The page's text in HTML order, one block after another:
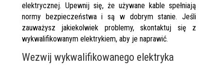
elektrycznej. Upewnij się, że używane kable spełniają
normy bezpieczeństwa i są w dobrym stanie. Jeśli
zauważysz jakiekolwiek problemy, skontaktuj się z
wykwalifikowanym elektrykiem, aby je naprawić.
Wezwij wykwalifikowanego elektryka